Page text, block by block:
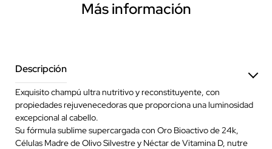
Más información
Descripción
Exquisito champú ultra nutritivo y reconstituyente, con
propiedades rejuvenecedoras que proporciona una luminosidad
excepcional al cabello.
Su fórmula sublime supercargada con Oro Bioactivo de 24k,
Células Madre de Olivo Silvestre y Néctar de Vitamina D, nutre